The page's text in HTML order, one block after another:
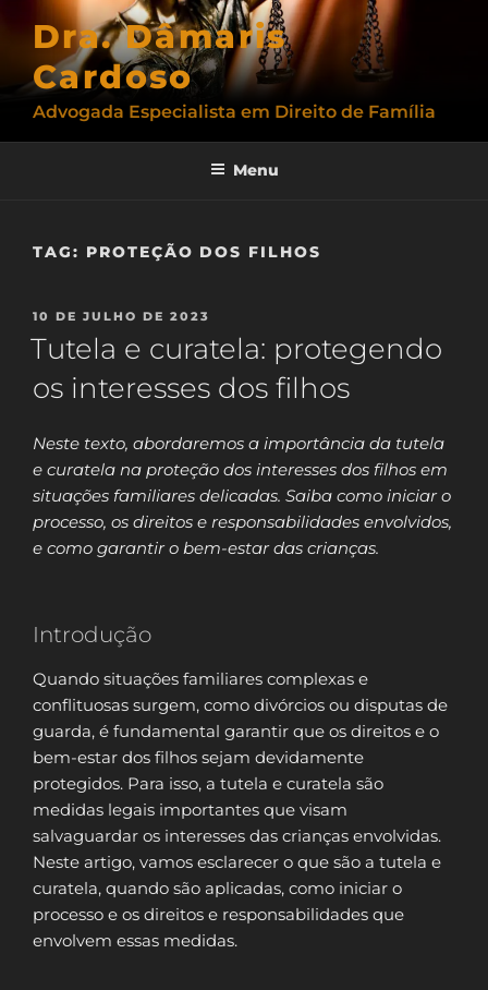
conteúdo
Dra. Dâmaris
Cardoso
Advogada Especialista em Direito de Família
Menu
TAG: PROTEÇÃO DOS FILHOS
PUBLICADO
EM
10 DE JULHO DE 2023
Tutela e curatela: protegendo
os interesses dos filhos
Neste texto, abordaremos a importância da tutela
e curatela na proteção dos interesses dos filhos em
situações familiares delicadas. Saiba como iniciar o
processo, os direitos e responsabilidades envolvidos,
e como garantir o bem-estar das crianças.
Introdução
Quando situações familiares complexas e
conflituosas surgem, como divórcios ou disputas de
guarda, é fundamental garantir que os direitos e o
bem-estar dos filhos sejam devidamente
protegidos. Para isso, a tutela e curatela são
medidas legais importantes que visam
salvaguardar os interesses das crianças envolvidas.
Neste artigo, vamos esclarecer o que são a tutela e
curatela, quando são aplicadas, como iniciar o
processo e os direitos e responsabilidades que
envolvem essas medidas.